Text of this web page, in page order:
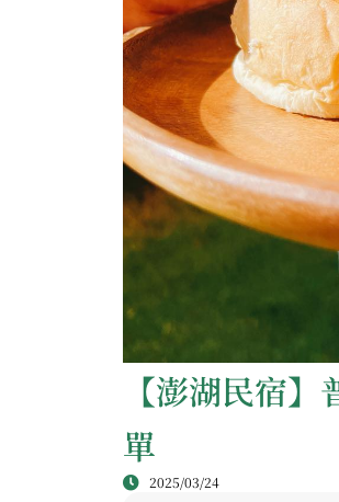
【澎湖民宿
單
2025/03/24